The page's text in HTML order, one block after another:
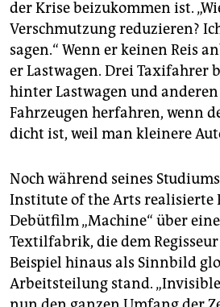
der Krise beizukommen ist.
Verschmutzung reduzieren?
sagen.“ Wenn er keinen Reis
er Lastwagen. Drei Taxifahrer
hinter Lastwagen und
Fahrzeugen herfahren, wenn
dicht ist, weil man kleinere
Noch während seines
Institute of the Arts realisierte
Debütfilm „Machine“ über
Textilfabrik, die dem
Beispiel hinaus als Sinnbild
Arbeitsteilung stand.